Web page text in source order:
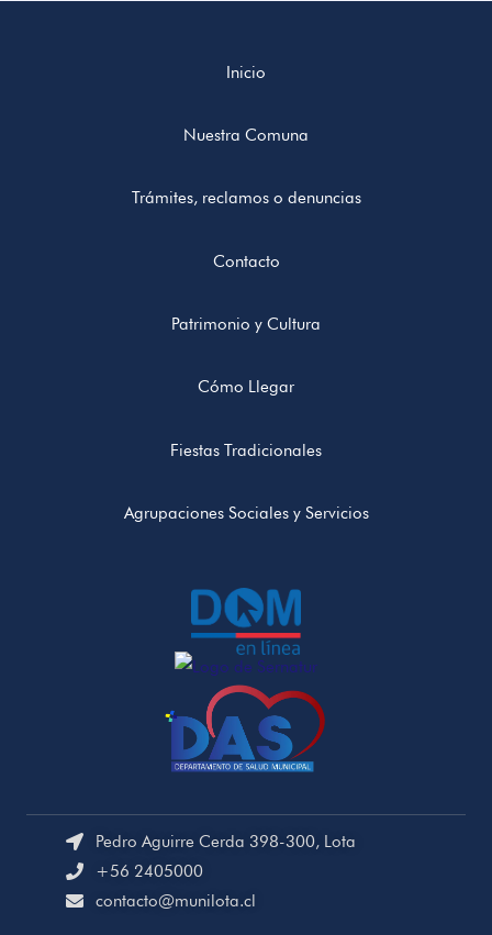
Inicio
Nuestra Comuna
Trámites, reclamos o denuncias
Contacto
Patrimonio y Cultura
Cómo Llegar
Fiestas Tradicionales
Agrupaciones Sociales y Servicios
Pedro Aguirre Cerda 398-300, Lota
+56 2405000
contacto@munilota.cl